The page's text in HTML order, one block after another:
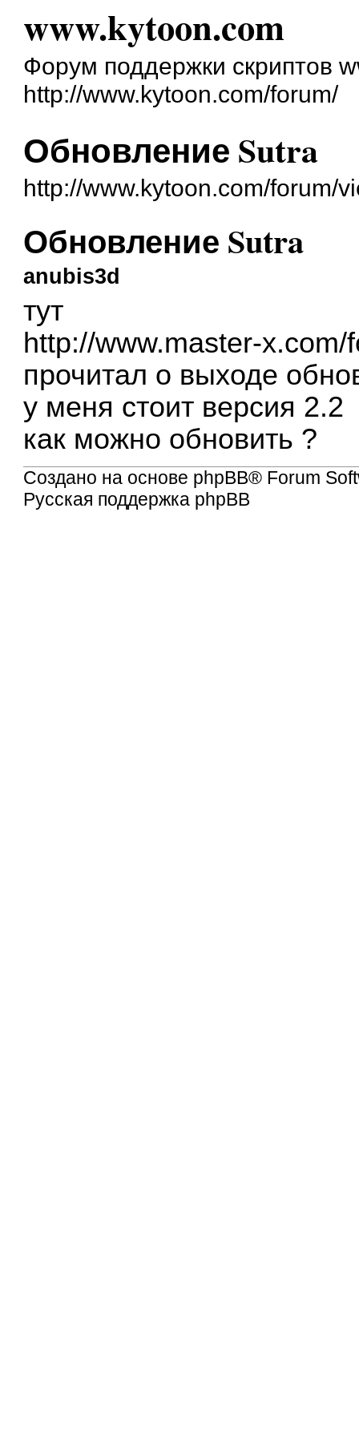
www.kytoon.com
Форум поддержки скриптов
http://www.kytoon.com/forum/
Обновление Sutra
http://www.kytoon.com/forum/
Обновление Sutra
anubis3d
тут
http://www.master-
прочитал о выходе
у меня стоит версия 2.2
как можно обновить ?
Создано на основе phpBB® Forum
Русская поддержка phpBB